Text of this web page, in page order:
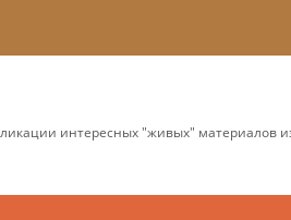
интересных "живых" материалов